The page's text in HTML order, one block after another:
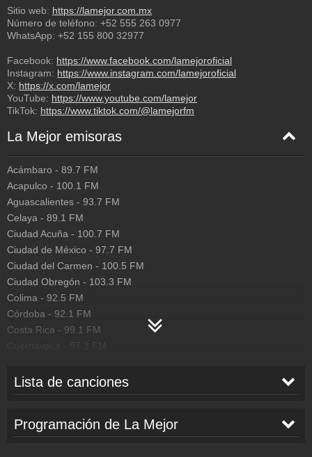
Orlando - 128 Kbps
Piedras Negras - 64 Kbps
Poza Rica - 48 Kbps
Puerto Escondido - 64 Kbps
Puerto Vallarta - 48 Kbps
San Luis Potosí - 128 Kbps
Tampico - 48 Kbps
Tehuacán - 128 Kbps
Tepic - 128 Kbps
Tijuana - 48 Kbps
Torreón - 48 Kbps
Tuxtepec - 48 Kbps
Veracruz - 48 Kbps
Sitio web: https://lamejor.com.mx
Número de teléfono: +52 555 263 0977
WhatsApp: +52 155 800 32977
Facebook: https://www.facebook.com/lamejoroficial
Instagram: https://www.instagram.com/lamejoroficial
X: https://x.com/lamejor
YouTube: https://www.youtube.com/lamejor
TikTok: https://www.tiktok.com/@lamejorfm
La Mejor emisoras
Acámbaro - 89.7 FM
Acapulco - 100.1 FM
Aguascalientes - 93.7 FM
Celaya - 89.1 FM
Ciudad Acuña - 100.7 FM
Ciudad de México - 97.7 FM
Ciudad del Carmen - 100.5 FM
Ciudad Obregón - 103.3 FM
Colima - 92.5 FM
Córdoba - 92.1 FM
Costa Rica - 99.1 FM
Durango -103.7 FM
Ecuador-103.9 FM
Felipe Carrillo Puerto -95.1 FM
Lista de canciones
Programación de La Mejor